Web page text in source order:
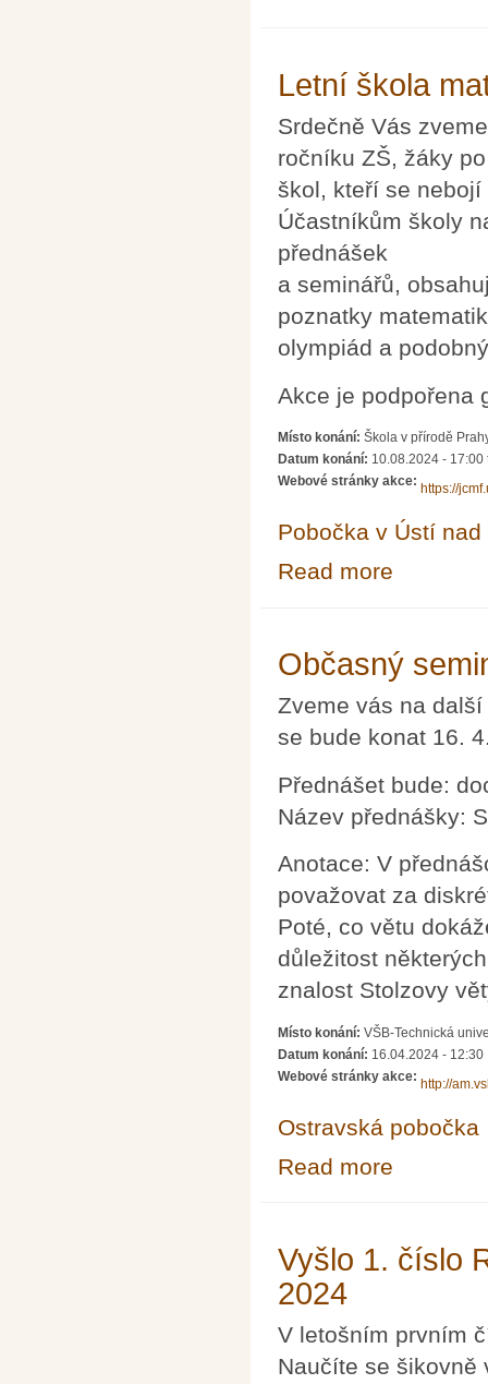
Letní škola
Srdečně Vás
ročníku ZŠ, žáky
škol, kteří se
Účastníkům školy
přednášek
a seminářů,
poznatky
olympiád a
Akce je podpořena
Místo konání: Škola v přírodě
Datum konání: 10.08.2024 - 17:00
Webové stránky akce:
https://
Pobočka v Ústí nad
Read more
Občasný
Zveme vás na
se bude konat 16.
Přednášet bude:
Název přednášky:
Anotace: V
považovat za
Poté, co větu
důležitost
znalost Stolzovy
Místo konání: VŠB-Technická
Datum konání: 16.04.2024 - 12:30
Webové stránky akce:
http://
Ostravská pobočka
Read more
Vyšlo 1. číslo
2024
V letošním prvním
Naučíte se šikovně